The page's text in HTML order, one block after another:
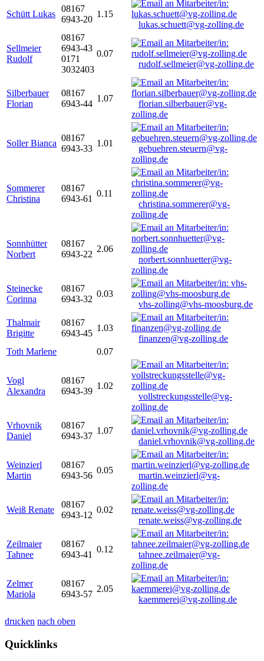
Schütt Lukas
08167
6943-20
1.15
lukas.schuett@vg-zolling.de
Sellmeier
Rudolf
08167
6943-43
0171
3032403
0.07
rudolf.sellmeier@vg-zolling.de
Silberbauer
Florian
08167
6943-44
1.07
florian.silberbauer@vg-
zolling.de
Soller Bianca
08167
6943-33
1.01
gebuehren.steuern@vg-
zolling.de
Sommerer
Christina
08167
6943-61
0.11
christina.sommerer@vg-
zolling.de
Sonnhütter
Norbert
08167
6943-22
2.06
norbert.sonnhuetter@vg-
zolling.de
Steinecke
Corinna
08167
6943-32
0.03
vhs-zolling@vhs-moosburg.de
Thalmair
Brigitte
08167
6943-45
1.03
finanzen@vg-zolling.de
Toth Marlene
0.07
Vogl
Alexandra
08167
6943-39
1.02
vollstreckungsstelle@vg-
zolling.de
Vrhovnik
Daniel
08167
6943-37
1.07
daniel.vrhovnik@vg-zolling.de
Weinzierl
Martin
08167
6943-56
0.05
martin.weinzierl@vg-
zolling.de
Weiß Renate
08167
6943-12
0.02
renate.weiss@vg-zolling.de
Zeilmaier
Tahnee
08167
6943-41
0.12
tahnee.zeilmaier@vg-
zolling.de
Zelmer
Mariola
08167
6943-57
2.05
kaemmerei@vg-zolling.de
drucken nach oben
Quicklinks